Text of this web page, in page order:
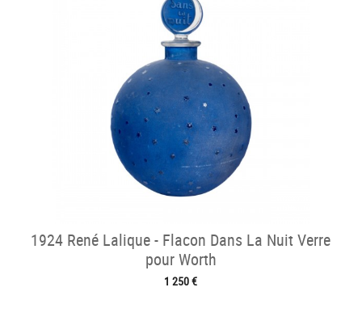
1924 René Lalique - Flacon Dans La Nuit Verre
pour Worth
1 250 €